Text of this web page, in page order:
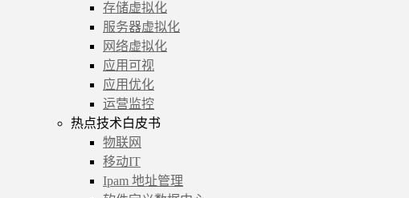
存储虚拟化
服务器虚拟化
网络虚拟化
应用可视
应用优化
运营监控
热点技术白皮书
物联网
移动IT
Ipam 地址管理